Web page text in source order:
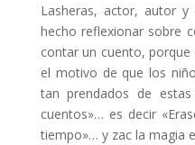
Lasheras, actor, autor
hecho reflexionar sobre
contar un cuento,
el motivo de que los
tan prendados de
cuentos»… es decir
tiempo»… y zac la magia